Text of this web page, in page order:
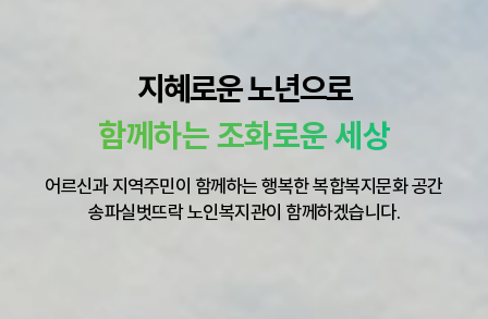
지혜로운 노년으로
함께하는 조화로운 세상
어르신과 지역주민이 함께하는 행복한 복합복지문화 공간
송파실벗뜨락 노인복지관이 함께하겠습니다.